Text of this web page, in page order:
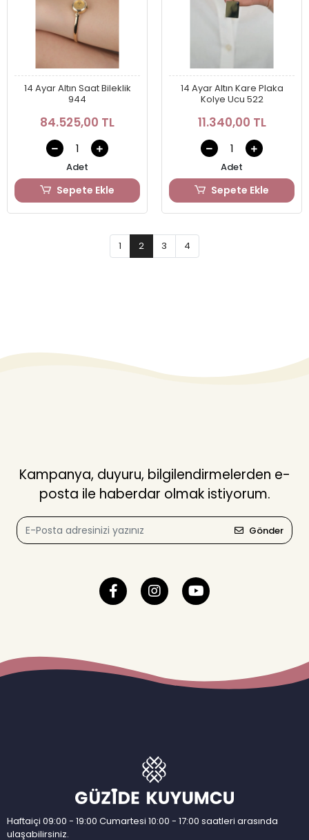
14 Ayar Altın Saat Bileklik
944
84.525,00 TL
Adet
Sepete Ekle
14 Ayar Altın Kare Plaka
Kolye Ucu 522
11.340,00 TL
Adet
Sepete Ekle
1 2 3 4
Kampanya, duyuru, bilgilendirmelerden e-
posta ile haberdar olmak istiyorum.
Gönder
Haftaiçi 09:00 - 19:00 Cumartesi 10:00 - 17:00 saatleri arasında
ulaşabilirsiniz.